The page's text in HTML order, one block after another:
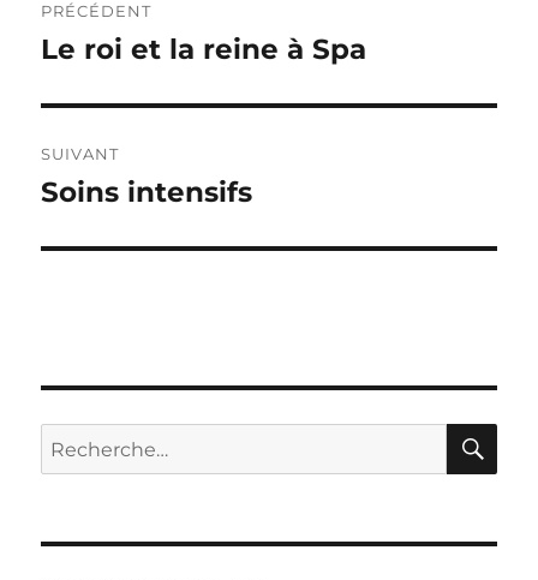
de
PRÉCÉDENT
Publication
Le roi et la reine à Spa
SUIVANT
Publication
Soins intensifs
Recherche
pour :